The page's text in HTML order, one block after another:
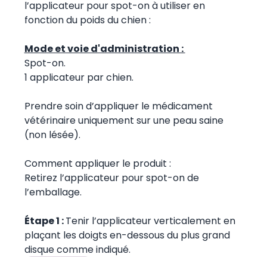
l’applicateur pour spot-on à utiliser en
fonction du poids du chien :
Mode et voie d'administration :
Spot-on.
1 applicateur par chien.
Prendre soin d’appliquer le médicament
vétérinaire uniquement sur une peau saine
(non lésée).
Comment appliquer le produit :
Retirez l’applicateur pour spot-on de
l’emballage.
Étape 1 :Tenir l’applicateur verticalement en
plaçant les doigts en-dessous du plus grand
disque comme indiqué.